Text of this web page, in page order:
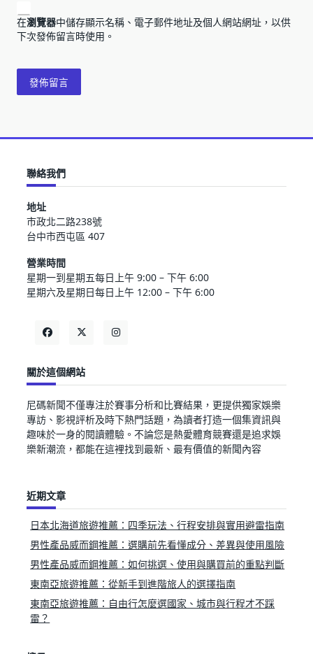
在瀏覽器中儲存顯示名稱、電子郵件地址及個人網站網址，以供
下次發佈留言時使用。
聯絡我們
地址
市政北二路238號
台中市西屯區 407
營業時間
星期一到星期五每日上午 9:00 – 下午 6:00
星期六及星期日每日上午 12:00 – 下午 6:00
關於這個網站
尼碼新聞不僅專注於賽事分析和比賽結果，更提供獨家娛樂
專訪、影視評析及時下熱門話題，為讀者打造一個集資訊與
趣味於一身的閱讀體驗。不論您是熱愛體育競賽還是追求娛
樂新潮流，都能在這裡找到最新、最有價值的新聞內容
近期文章
日本北海道旅遊推薦：四季玩法、行程安排與實用避雷指南
男性產品威而鋼推薦：選購前先看懂成分、差異與使用風險
男性產品威而鋼推薦：如何挑選、使用與購買前的重點判斷
東南亞旅遊推薦：從新手到進階旅人的選擇指南
東南亞旅遊推薦：自由行怎麼選國家、城市與行程才不踩
雷？